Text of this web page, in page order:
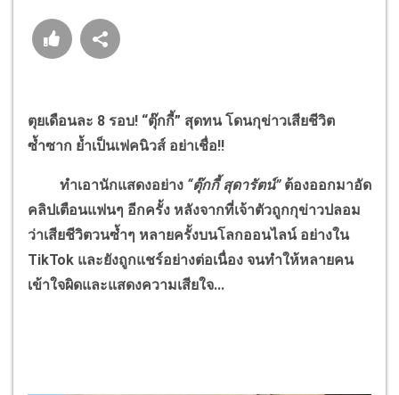
ตุยเดือนละ 8 รอบ! “ตุ๊กกี้” สุดทน โดนกุข่าวเสียชีวิต
ซ้ำซาก ย้ำเป็นเฟคนิวส์ อย่าเชื่อ!!
ทำเอานักแสดงอย่าง “ตุ๊กกี้ สุดารัตน์”ต้องออกมาอัด
คลิปเตือนแฟนๆ อีกครั้ง หลังจากที่เจ้าตัวถูกกุข่าวปลอม
ว่าเสียชีวิตวนซ้ำๆ หลายครั้งบนโลกออนไลน์ อย่างใน
TikTok และยังถูกแชร์อย่างต่อเนื่อง จนทำให้หลายคน
เข้าใจผิดและแสดงความเสียใจ...